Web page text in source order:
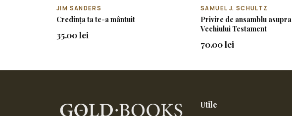
JIM SANDERS
Credința ta te-a mântuit
35.00 lei
SAMUEL J. SCHULTZ
Privire de ansamblu asupra
Vechiului Testament
70.00 lei
Utile